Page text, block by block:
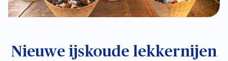
Nieuwe ijskoude lekkernijen